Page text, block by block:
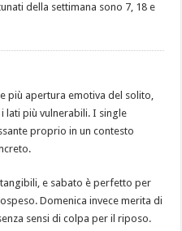
della settimana sono 7, 18 e
più apertura emotiva del solito,
lati più vulnerabili. I single
proprio in un contesto
e sabato è perfetto per
Domenica invece merita di
sensi di colpa per il riposo.